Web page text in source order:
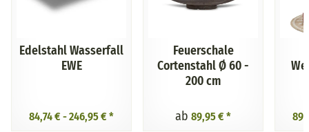
Edelstahl Wasserfall
EWE
84,74 € -246,95 € *
Feuerschale
Cortenstahl Ø 60 -
200 cm
ab 89,95 € *